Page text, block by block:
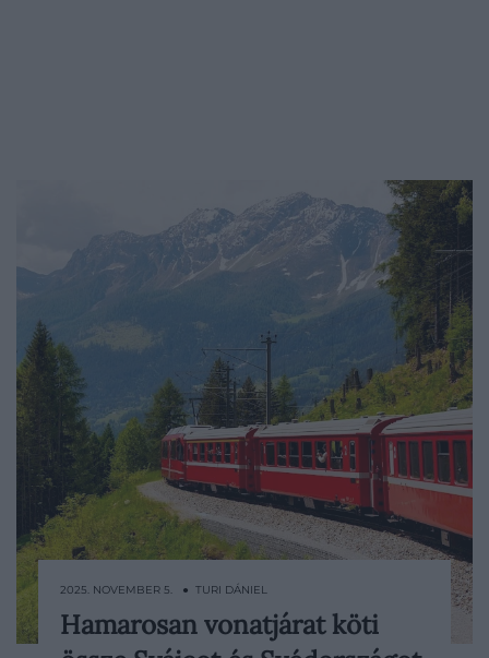
Újabb éjszakai vonat indulhat útnak
2025. NOVEMBER 5. ● TURI DÁNIEL
Hamarosan vonatjárat köti